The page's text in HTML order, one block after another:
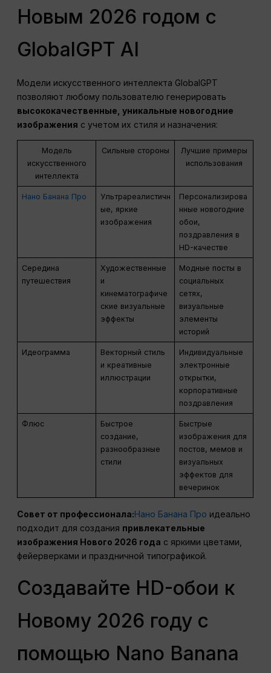
Новым 2026 годом с
GlobalGPT AI
Модели искусственного интеллекта GlobalGPT
позволяют любому пользователю генерировать
высококачественные, уникальные новогодние
изображения с учетом их стиля и назначения:
Модель
искусственного
интеллекта
Сильные стороны
Лучшие примеры
использования
Нано Банана Про
Ультрареалистичн
ые, яркие
изображения
Персонализирова
нные новогодние
обои,
поздравления в
HD-качестве
Середина
путешествия
Художественные
и
кинематографиче
ские визуальные
эффекты
Модные посты в
социальных
сетях,
визуальные
элементы
историй
Идеограмма
Векторный стиль
и креативные
иллюстрации
Индивидуальные
электронные
открытки,
корпоративные
поздравления
Флюс
Быстрое
создание,
разнообразные
стили
Быстрые
изображения для
постов, мемов и
визуальных
эффектов для
вечеринок
Совет от профессионала:Нано Банана Про идеально
подходит для создания привлекательные
изображения Нового 2026 года с яркими цветами,
фейерверками и праздничной типографикой.
Создавайте HD-обои к
Новому 2026 году с
помощью Nano Banana